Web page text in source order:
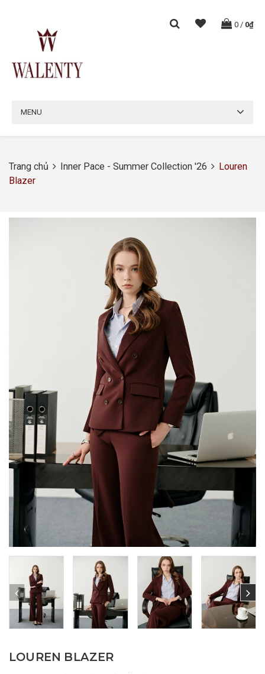
0 / 0₫
MENU
Trang chủ Inner Pace - Summer Collection '26
Louren
Blazer
LOUREN BLAZER